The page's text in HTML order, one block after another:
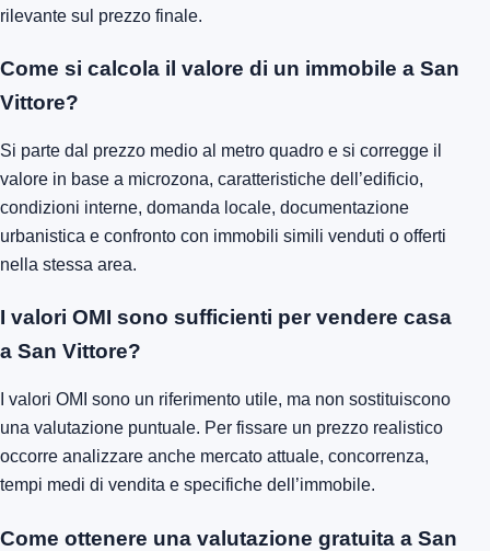
rilevante sul prezzo finale.
Come si calcola il valore di un immobile a San
Vittore?
Si parte dal prezzo medio al metro quadro e si corregge il
valore in base a microzona, caratteristiche dell’edificio,
condizioni interne, domanda locale, documentazione
urbanistica e confronto con immobili simili venduti o offerti
nella stessa area.
I valori OMI sono sufficienti per vendere casa
a San Vittore?
I valori OMI sono un riferimento utile, ma non sostituiscono
una valutazione puntuale. Per fissare un prezzo realistico
occorre analizzare anche mercato attuale, concorrenza,
tempi medi di vendita e specifiche dell’immobile.
Come ottenere una valutazione gratuita a San